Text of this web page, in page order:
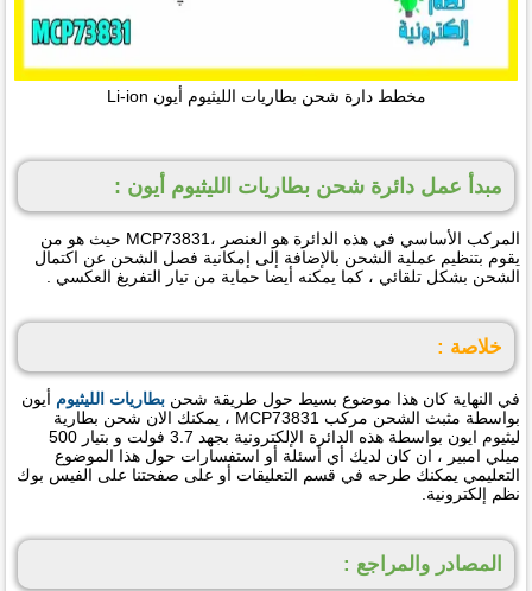
مخطط دارة شحن بطاريات الليثيوم أيون Li-ion
مبدأ عمل دائرة شحن بطاريات الليثيوم أيون :
المركب الأساسي في هذه الدائرة هو العنصر ،MCP73831 حيث هو من
يقوم بتنظيم عملية الشحن بالإضافة إلى إمكانية فصل الشحن عن اكتمال
الشحن بشكل تلقائي ، كما يمكنه أيضا حماية من تيار التفريغ العكسي .
خلاصة :
في النهاية كان هذا موضوع بسيط حول طريقة شحن بطاريات الليثيوم أيون
بواسطة مثبث الشحن مركب MCP73831 ، يمكنك الان شحن بطارية
ليثيوم ايون بواسطة هذه الدائرة الإلكترونية بجهد 3.7 فولت و بتيار 500
ميلي امبير ، ان كان لديك أي أسئلة أو استفسارات حول هذا الموضوع
التعليمي يمكنك طرحه في قسم التعليقات أو على صفحتنا على الفيس بوك
نظم إلكترونية.
المصادر والمراجع :